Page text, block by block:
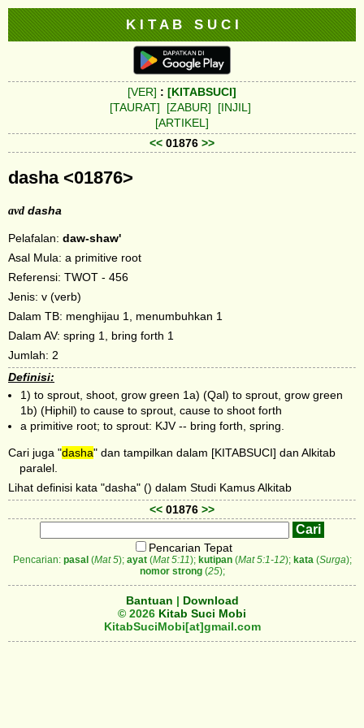
K I T A B S U C I
[VER] : [KITABSUCI]
[TAURAT]
[ZABUR]
[INJIL]
[ARTIKEL]
<< 01876 >>
dasha <01876>
avd dasha
Pelafalan: daw-shaw'
Asal Mula: a primitive root
Referensi: TWOT - 456
Jenis: v (verb)
Dalam TB: menghijau 1, menumbuhkan 1
Dalam AV: spring 1, bring forth 1
Jumlah: 2
Definisi:
1) to sprout, shoot, grow green 1a) (Qal) to sprout, grow green
1b) (Hiphil) to cause to sprout, cause to shoot forth
a primitive root; to sprout: KJV -- bring forth, spring.
Cari juga "dasha" dan tampilkan dalam [KITABSUCI] dan Alkitab
paralel.
Lihat definisi kata "dasha" () dalam Studi Kamus Alkitab
<< 01876 >>
Pencarian Tepat
Pencarian: pasal (Mat 5); ayat(Mat 5:11); kutipan(Mat 5:1-12); kata(Surga);
nomor strong(25);
Bantuan | Download
© 2026 Kitab Suci Mobi
KitabSuciMobi[at]gmail.com